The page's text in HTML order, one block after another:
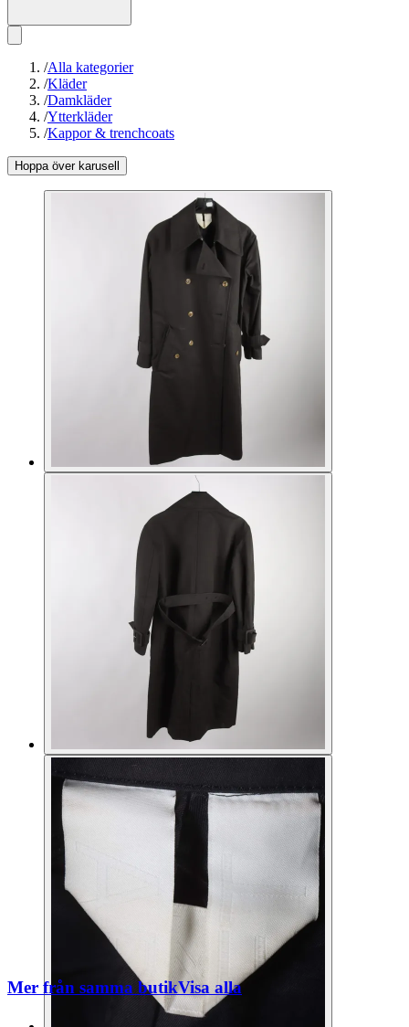
/Alla kategorier
/Kläder
/Damkläder
/Ytterkläder
/Kappor & trenchcoats
Hoppa över karusell
Mer från samma butikVisa alla